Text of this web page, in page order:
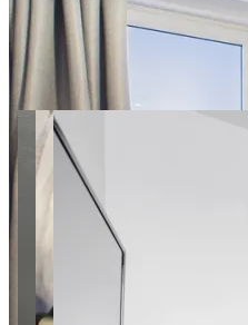
28 zdjęć
Polna apt.32